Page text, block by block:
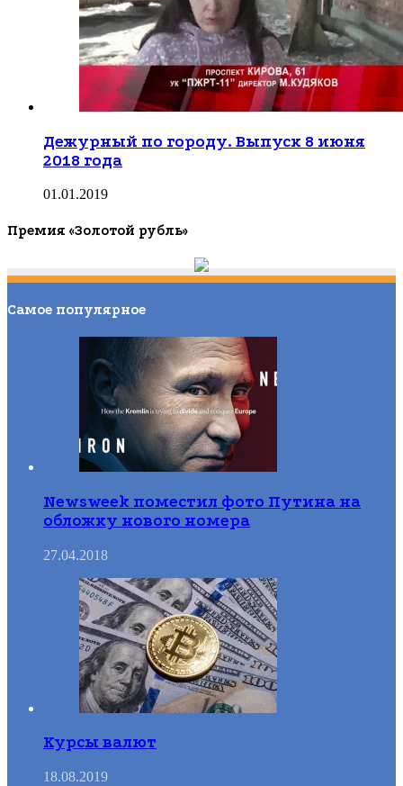
Дежурный по городу. Выпуск 8 июня
2018 года
01.01.2019
Премия «Золотой рубль»
Самое популярное
Newsweek поместил фото Путина на
обложку нового номера
27.04.2018
Курсы валют
18.08.2019